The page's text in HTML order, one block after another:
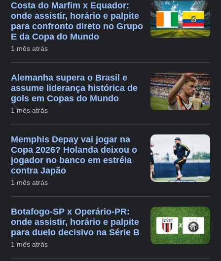
Costa do Marfim x Equador:
onde assistir, horário e palpite
para confronto direto no Grupo
E da Copa do Mundo
1 mês atrás
Alemanha supera o Brasil e
assume liderança histórica de
gols em Copas do Mundo
1 mês atrás
Memphis Depay vai jogar na
Copa 2026? Holanda deixou o
jogador no banco em estréia
contra Japão
1 mês atrás
Botafogo-SP x Operário-PR:
onde assistir, horário e palpite
para duelo decisivo na Série B
1 mês atrás